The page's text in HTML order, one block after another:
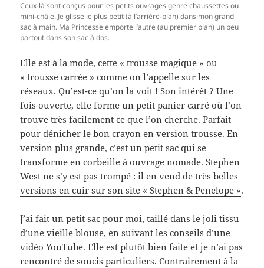
Ceux-là sont conçus pour les petits ouvrages genre chaussettes ou
mini-châle. Je glisse le plus petit (à l’arrière-plan) dans mon grand
sac à main. Ma Princesse emporte l’autre (au premier plan) un peu
partout dans son sac à dos.
Elle est à la mode, cette « trousse magique » ou
« trousse carrée » comme on l’appelle sur les
réseaux. Qu’est-ce qu’on la voit ! Son intérêt ? Une
fois ouverte, elle forme un petit panier carré où l’on
trouve très facilement ce que l’on cherche. Parfait
pour dénicher le bon crayon en version trousse. En
version plus grande, c’est un petit sac qui se
transforme en corbeille à ouvrage nomade. Stephen
West ne s’y est pas trompé : il en vend detrès belles
versions en cuir sur son site « Stephen & Penelope ».
J’ai fait un petit sac pour moi, taillé dans le joli tissu
d’une vieille blouse, en suivant les conseils d’une
vidéo YouTube. Elle est plutôt bien faite et je n’ai pas
rencontré de soucis particuliers. Contrairement à la